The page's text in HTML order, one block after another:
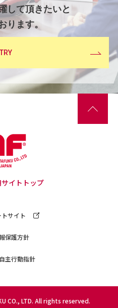
して頂きたいと
ります。
イトトップ
サイト
保護方針
主行動指針
CO., LTD. All rights reserved.